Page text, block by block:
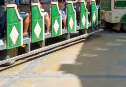
medieval, desde aquí
trenecito que nos
Peratallada y Palau
Visita guiada a pie de
pasando por Sant Julià